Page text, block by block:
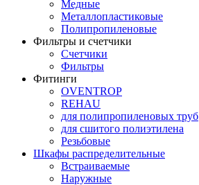
Медные
Металлопластиковые
Полипропиленовые
Фильтры и счетчики
Счетчики
Фильтры
Фитинги
OVENTROP
REHAU
для полипропиленовых труб
для сшитого полиэтилена
Резьбовые
Шкафы распределительные
Встраиваемые
Наружные